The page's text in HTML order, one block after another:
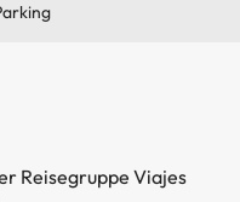
Reisegruppe Viajes